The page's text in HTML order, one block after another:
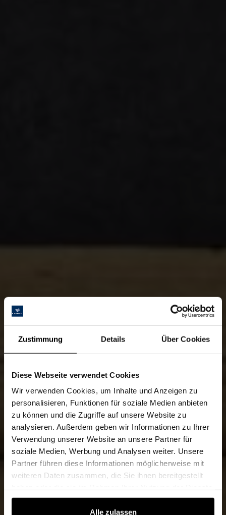
Zustimmung Details Über Cookies
Diese Webseite verwendet Cookies
Wir verwenden Cookies, um Inhalte und Anzeigen zu
personalisieren, Funktionen für soziale Medien anbieten
zu können und die Zugriffe auf unsere Website zu
analysieren. Außerdem geben wir Informationen zu Ihrer
Verwendung unserer Website an unsere Partner für
soziale Medien, Werbung und Analysen weiter. Unsere
Partner führen diese Informationen möglicherweise mit
weiteren Daten zusammen, die Sie ihnen bereitgestellt
gesammelt haben.
Alle zulassen